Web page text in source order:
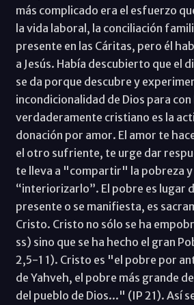
más complicado era el esfuerzo
la vida laboral, la conciliación
presente en las Cáritas, pero él
a Jesús. Había descubierto que el
se da porque descubre y
incondicionalidad de Dios para con
verdaderamente cristiano es la
donación por amor. El amor te
el otro sufriente, te urge dar
te lleva a "compartir" la pobreza
“interiorizarlo”. El pobre es lugar
presente o se manifiesta, es
Cristo. Cristo no sólo se ha
ss) sino que se ha hecho el gran
2,5-1 1). Cristo es "el pobre por
de Yahveh, el pobre más grande
del pueblo de Dios..." (IP 21). Así